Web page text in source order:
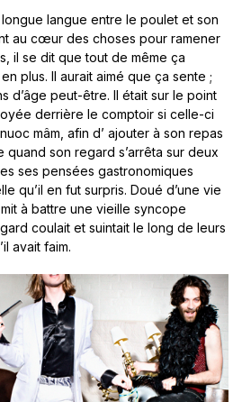
longue langue entre le poulet et son
au cœur des choses pour ramener
il se dit que tout de même ça
plus. Il aurait aimé que ça sente ;
d’âge peut-être. Il était sur le point
derrière le comptoir si celle-ci
mâm, afin d’ ajouter à son repas
son regard s’arrêta sur deux
ses pensées gastronomiques
qu’il en fut surpris. Doué d’une vie
à battre une vieille syncope
coulait et suintait le long de leurs
avait faim.